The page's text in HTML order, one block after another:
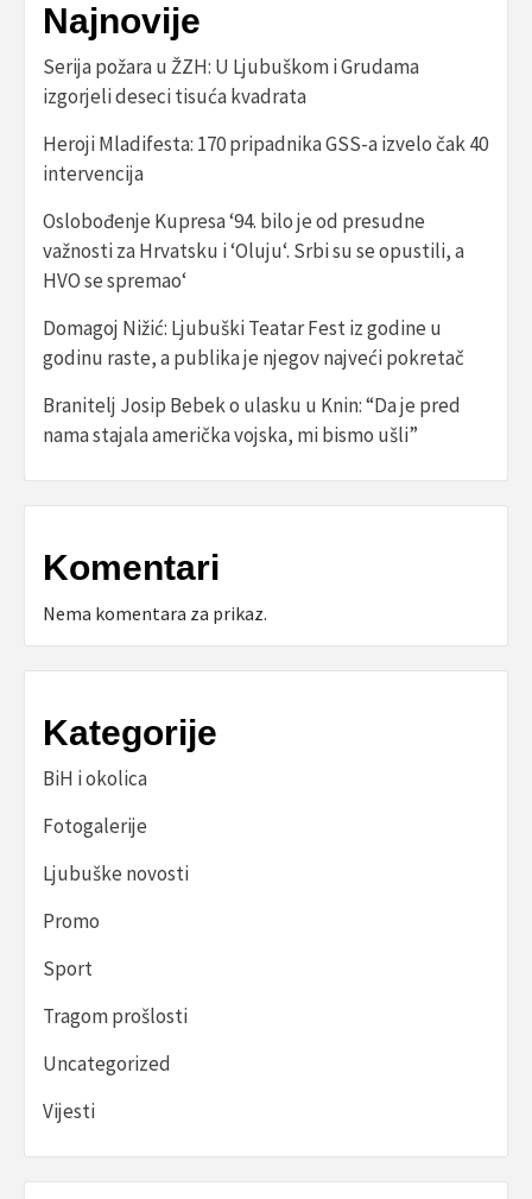
Najnovije
Serija požara u ŽZH: U Ljubuškom i Grudama
izgorjeli deseci tisuća kvadrata
Heroji Mladifesta: 170 pripadnika GSS-a izvelo čak 40
intervencija
Oslobođenje Kupresa ‘94. bilo je od presudne
važnosti za Hrvatsku i ‘Oluju‘. Srbi su se opustili, a
HVO se spremao‘
Domagoj Nižić: Ljubuški Teatar Fest iz godine u
godinu raste, a publika je njegov najveći pokretač
Branitelj Josip Bebek o ulasku u Knin: “Da je pred
nama stajala američka vojska, mi bismo ušli”
Komentari
Nema komentara za prikaz.
Kategorije
BiH i okolica
Fotogalerije
Ljubuške novosti
Promo
Sport
Tragom prošlosti
Uncategorized
Vijesti